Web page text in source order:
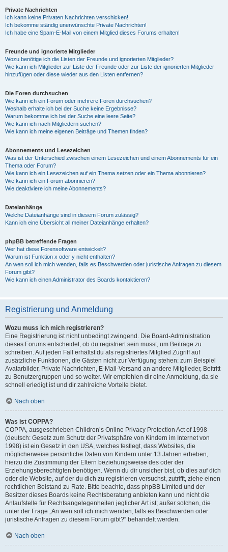
Private Nachrichten
Ich kann keine Privaten Nachrichten verschicken!
Ich bekomme ständig unerwünschte Private Nachrichten!
Ich habe eine Spam-E-Mail von einem Mitglied dieses Forums erhalten!
Freunde und ignorierte Mitglieder
Wozu benötige ich die Listen der Freunde und ignorierten Mitglieder?
Wie kann ich Mitglieder zur Liste der Freunde oder zur Liste der ignorierten Mitglieder
hinzufügen oder diese wieder aus den Listen entfernen?
Die Foren durchsuchen
Wie kann ich ein Forum oder mehrere Foren durchsuchen?
Weshalb erhalte ich bei der Suche keine Ergebnisse?
Warum bekomme ich bei der Suche eine leere Seite?
Wie kann ich nach Mitgliedern suchen?
Wie kann ich meine eigenen Beiträge und Themen finden?
Abonnements und Lesezeichen
Was ist der Unterschied zwischen einem Lesezeichen und einem Abonnements für ein
Thema oder Forum?
Wie kann ich ein Lesezeichen auf ein Thema setzen oder ein Thema abonnieren?
Wie kann ich ein Forum abonnieren?
Wie deaktiviere ich meine Abonnements?
Dateianhänge
Welche Dateianhänge sind in diesem Forum zulässig?
Kann ich eine Übersicht all meiner Dateianhänge erhalten?
phpBB betreffende Fragen
Wer hat diese Forensoftware entwickelt?
Warum ist Funktion x oder y nicht enthalten?
An wen soll ich mich wenden, falls es Beschwerden oder juristische Anfragen zu diesem
Forum gibt?
Wie kann ich einen Administrator des Boards kontaktieren?
Registrierung und Anmeldung
Wozu muss ich mich registrieren?
Eine Registrierung ist nicht unbedingt zwingend. Die Board-Administration
dieses Forums entscheidet, ob du registriert sein musst, um Beiträge zu
schreiben. Auf jeden Fall erhältst du als registriertes Mitglied Zugriff auf
zusätzliche Funktionen, die Gästen nicht zur Verfügung stehen: zum Beispiel
Avatarbilder, Private Nachrichten, E-Mail-Versand an andere Mitglieder, Beitritt
zu Benutzergruppen und so weiter. Wir empfehlen dir eine Anmeldung, da sie
schnell erledigt ist und dir zahlreiche Vorteile bietet.
Nach oben
Was ist COPPA?
COPPA, ausgeschrieben Children’s Online Privacy Protection Act of 1998
(deutsch: Gesetz zum Schutz der Privatsphäre von Kindern im Internet von
1998) ist ein Gesetz in den USA, welches festlegt, dass Websites, die
möglicherweise persönliche Daten von Kindern unter 13 Jahren erheben,
hierzu die Zustimmung der Eltern beziehungsweise des oder der
Erziehungsberechtigten benötigen. Wenn du dir unsicher bist, ob dies auf dich
oder die Website, auf der du dich zu registrieren versuchst, zutrifft, ziehe einen
rechtlichen Beistand zu Rate. Bitte beachte, dass phpBB Limited und der
Besitzer dieses Boards keine Rechtsberatung anbieten kann und nicht die
Anlaufstelle für Rechtsangelegenheiten jeglicher Art ist; außer solchen, die
unter der Frage „An wen soll ich mich wenden, falls es Beschwerden oder
juristische Anfragen zu diesem Forum gibt?“ behandelt werden.
Nach oben